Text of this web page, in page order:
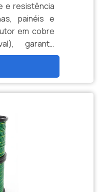
e resistência
painéis e
em cobre
garante
e menor
técnica